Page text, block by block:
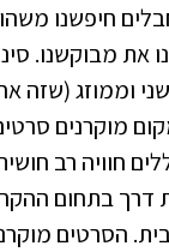
חיפשנו
וממוזג (שזה
חוויה רב
דרך בתחום
הסרטים